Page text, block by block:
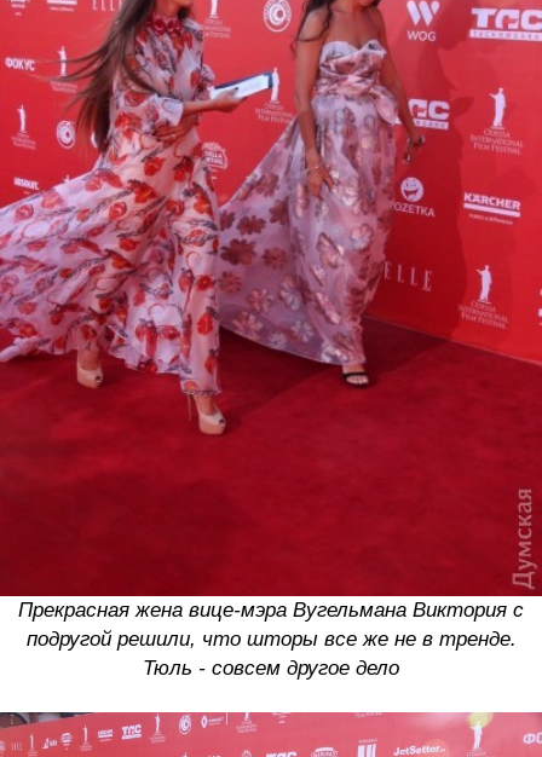
Прекрасная жена вице-мэра Вугельмана Виктория с
подругой решили, что шторы все же не в тренде.
Тюль - совсем другое дело